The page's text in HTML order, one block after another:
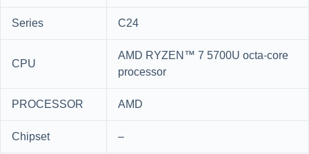
Series
C24
CPU
AMD RYZEN™ 7 5700U octa-core
processor
PROCESSOR
AMD
Chipset
–